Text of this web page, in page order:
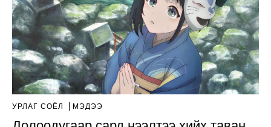
УРЛАГ СОЁЛ МЭДЭЭ